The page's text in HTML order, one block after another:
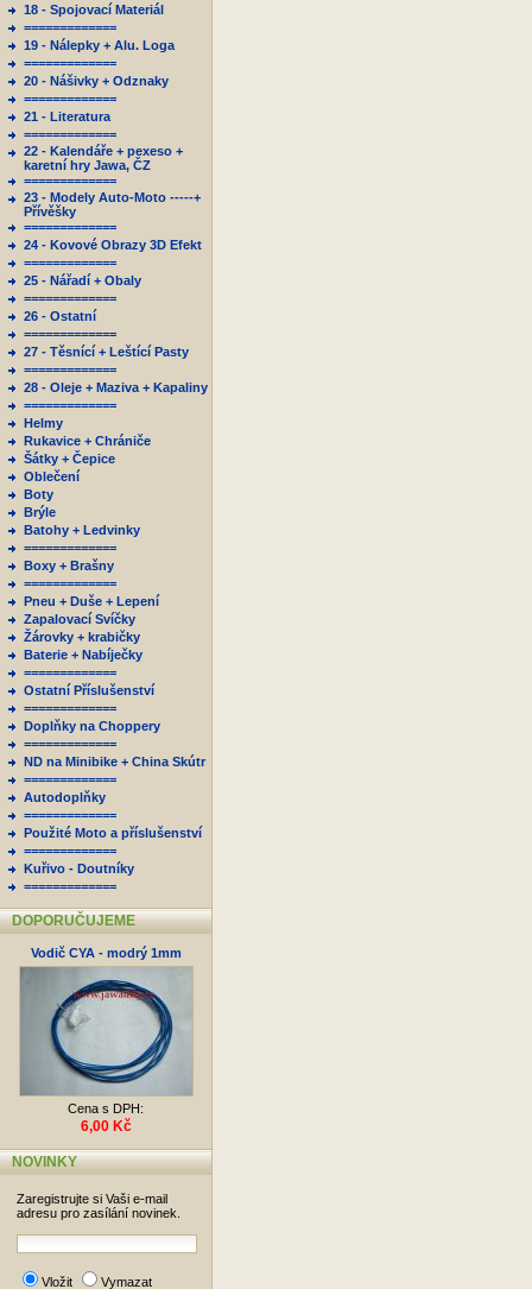
18 - Spojovací Materiál
=============
19 - Nálepky + Alu. Loga
=============
20 - Nášivky + Odznaky
=============
21 - Literatura
=============
22 - Kalendáře + pexeso +
karetní hry Jawa, ČZ
=============
23 - Modely Auto-Moto -----+
Přívěšky
=============
24 - Kovové Obrazy 3D Efekt
=============
25 - Nářadí + Obaly
=============
26 - Ostatní
=============
27 - Těsnící + Leštící Pasty
=============
28 - Oleje + Maziva + Kapaliny
=============
Helmy
Rukavice + Chrániče
Šátky + Čepice
Oblečení
Boty
Brýle
Batohy + Ledvinky
=============
Boxy + Brašny
=============
Pneu + Duše + Lepení
Zapalovací Svíčky
Žárovky + krabičky
Baterie + Nabíječky
=============
Ostatní Příslušenství
=============
Doplňky na Choppery
=============
ND na Minibike + China Skútr
=============
Autodoplňky
=============
Použité Moto a příslušenství
=============
Kuřivo - Doutníky
=============
DOPORUČUJEME
Vodič CYA - modrý 1mm
Cena s DPH:
6,00 Kč
NOVINKY
Zaregistrujte si Vaši e-mail
adresu pro zasílání novinek.
Vložit Vymazat